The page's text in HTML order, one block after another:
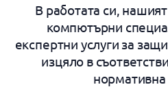
В работата си,
компютърни
експертни услуги за
изцяло в
нормативна